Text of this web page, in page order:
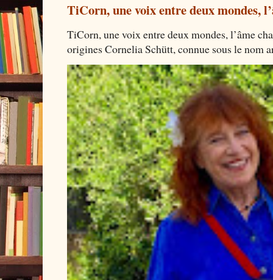
TiCorn, une voix entre deux mondes,
TiCorn, une voix entre deux mondes, l’âme
origines Cornelia Schütt, connue sous le nom